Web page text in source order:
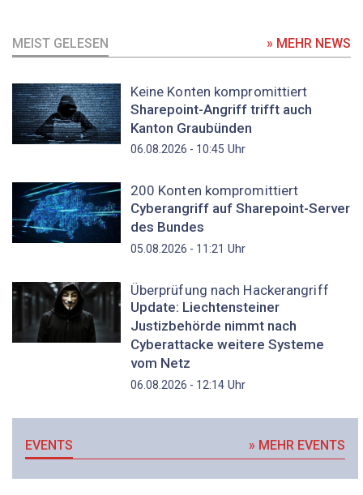
MEIST GELESEN » MEHR NEWS
Keine Konten kompromittiert
Sharepoint-Angriff trifft auch
Kanton Graubünden
06.08.2026 - 10:45 Uhr
200 Konten kompromittiert
Cyberangriff auf Sharepoint-Server
des Bundes
05.08.2026 - 11:21 Uhr
Überprüfung nach Hackerangriff
Update: Liechtensteiner
Justizbehörde nimmt nach
Cyberattacke weitere Systeme
vom Netz
06.08.2026 - 12:14Uhr
EVENTS » MEHR EVENTS